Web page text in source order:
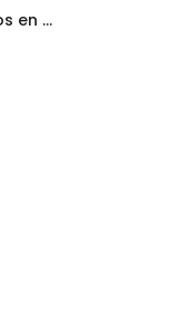
Un fallecido, heridos y vehículos destruidos en accidentes registrados este 1 de agosto